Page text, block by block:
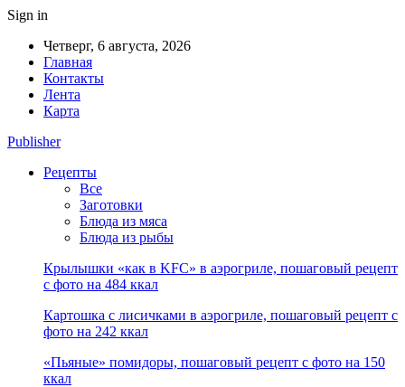
Sign in
Четверг, 6 августа, 2026
Главная
Контакты
Лента
Карта
Publisher
Рецепты
Все
Заготовки
Блюда из мяса
Блюда из рыбы
Крылышки «как в KFC» в аэрогриле, пошаговый рецепт
с фото на 484 ккал
Картошка с лисичками в аэрогриле, пошаговый рецепт с
фото на 242 ккал
«Пьяные» помидоры, пошаговый рецепт с фото на 150
ккал